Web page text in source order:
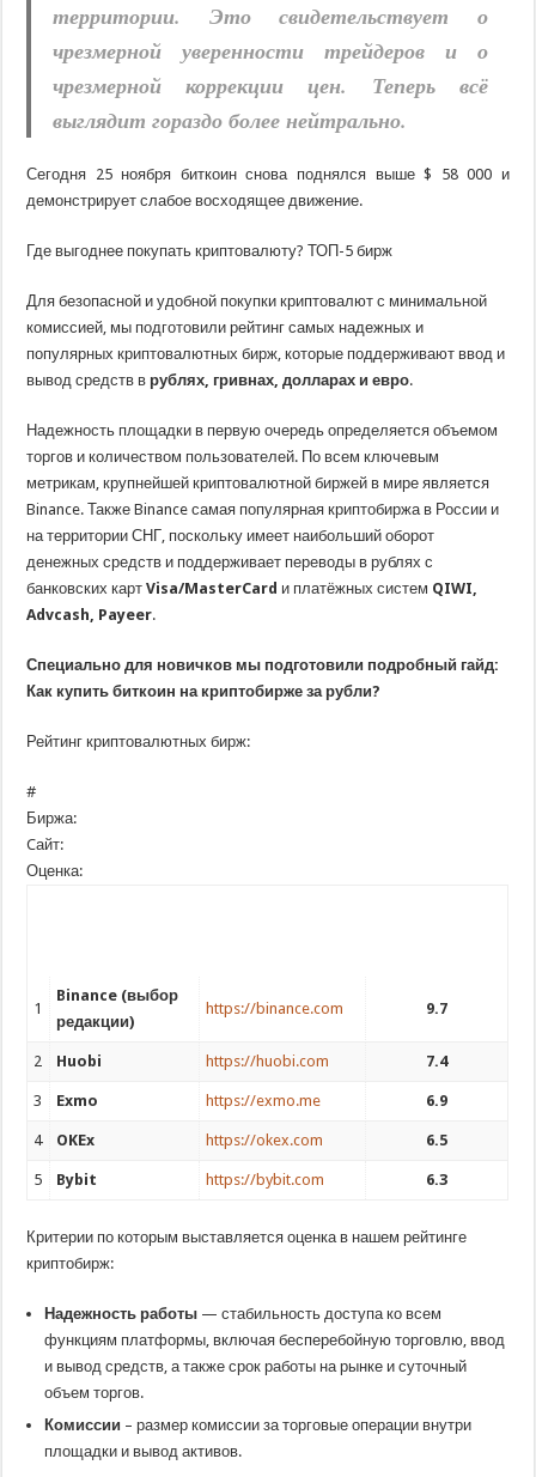
территории. Это свидетельствует о
чрезмерной уверенности трейдеров и о
чрезмерной коррекции цен. Теперь всё
выглядит гораздо более нейтрально.
Сегодня 25 ноября биткоин снова поднялся выше $ 58 000 и
демонстрирует слабое восходящее движение.
Где выгоднее покупать криптовалюту? ТОП-5 бирж
Для безопасной и удобной покупки криптовалют с минимальной
комиссией, мы подготовили рейтинг самых надежных и
популярных криптовалютных бирж, которые поддерживают ввод и
вывод средств врублях, гривнах, долларах и евро.
Надежность площадки в первую очередь определяется объемом
торгов и количеством пользователей. По всем ключевым
метрикам, крупнейшей криптовалютной биржей в мире является
Binance. Также Binance самая популярная криптобиржа в России и
на территории СНГ, поскольку имеет наибольший оборот
денежных средств и поддерживает переводы в рублях с
банковских картVisa/MasterCard и платёжных систем QIWI,
Advcash, Payeer.
Специально для новичков мы подготовили подробный гайд:
Как купить биткоин на криптобирже за рубли?
Рейтинг криптовалютных бирж:
#
Биржа:
Cайт:
Оценка:
1
Binance (выбор
редакции)
https://binance.com 9.7
2 Huobi https://huobi.com 7.4
3 Exmo https://exmo.me 6.9
4 OKEx https://okex.com 6.5
5 Bybit https://bybit.com 6.3
Критерии по которым выставляется оценка в нашем рейтинге
криптобирж:
Надежность работы — стабильность доступа ко всем
функциям платформы, включая бесперебойную торговлю, ввод
и вывод средств, а также срок работы на рынке и суточный
объем торгов.
Комиссии – размер комиссии за торговые операции внутри
площадки и вывод активов.